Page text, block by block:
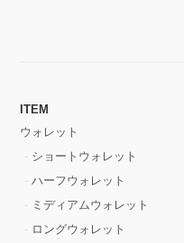
ITEM
ウォレット
ショートウォレット
ハーフウォレット
ミディアムウォレット
ロングウォレット